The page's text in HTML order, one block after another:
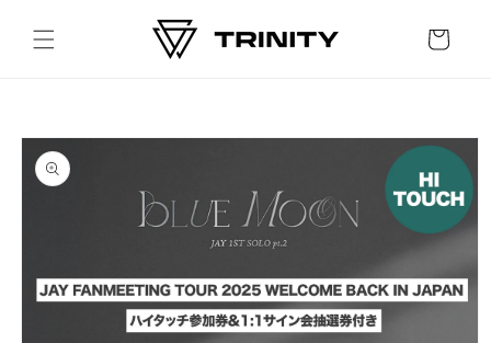
content
Cart
Skip to
product
information